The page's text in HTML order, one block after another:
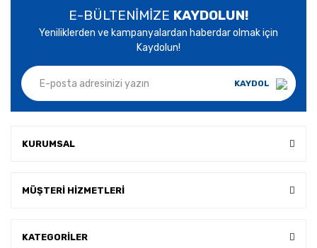
E-BÜLTENİMİZE KAYDOLUN!
Yeniliklerden ve kampanyalardan haberdar olmak için
Kaydolun!
KAYDOL
KURUMSAL
MÜŞTERİ HİZMETLERİ
KATEGORİLER